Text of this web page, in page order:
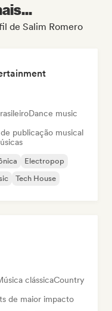
de Salim Romero
Dance music
publicação musical
Electropop
Tech House
clássicaCountry
de maior impacto